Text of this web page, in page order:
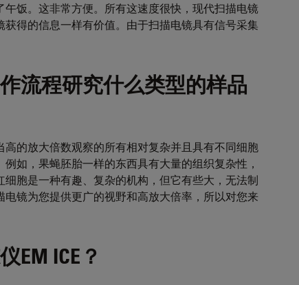
饭。这非常方便。所有这速度很快，现代扫描电镜
得的信息一样有价值。由于扫描电镜具有信号采集
流程研究什么类型的样品
的放大倍数观察的所有相对复杂并且具有不同细胞
如，果蝇胚胎一样的东西具有大量的组织复杂性，
胞是一种有趣、复杂的机构，但它有些大，无法制
镜为您提供更广的视野和高放大倍率，所以对您来
EM ICE？